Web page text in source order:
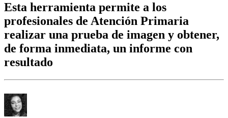
Esta herramienta permite a los
profesionales de Atención Primaria
realizar una prueba de imagen y obtener,
de forma inmediata, un informe con
resultado